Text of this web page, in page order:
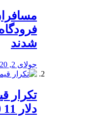
شدند
جولای 2, 2020
تکرار
دلار 11 400